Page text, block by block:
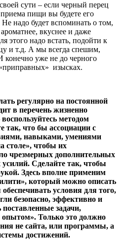
сути – если черный перец
пищи вы будете его
Не надо будет вспоминать о том,
вкуснее и даже
этого надо встать, подойти к
и т.д. А мы всегда спешим,
конечно уже не до черного
изысках.
регулярно на постоянной
в перечень жизненно
методом
так, что бы ассоциации с
навыками, умениями
столе», чтобы их
чрезмерных дополнительных
Сделайте так, чтобы
Здесь вполне применим
который можно описать
условия для того,
безопасно, эффективно и
задачи,
Только это должно
не сайта, или программы, а
достижений.